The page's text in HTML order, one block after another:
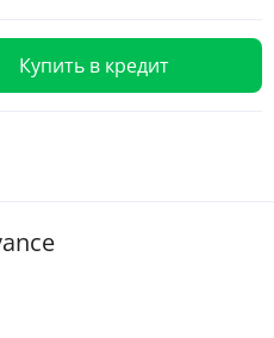
Купить в кредит